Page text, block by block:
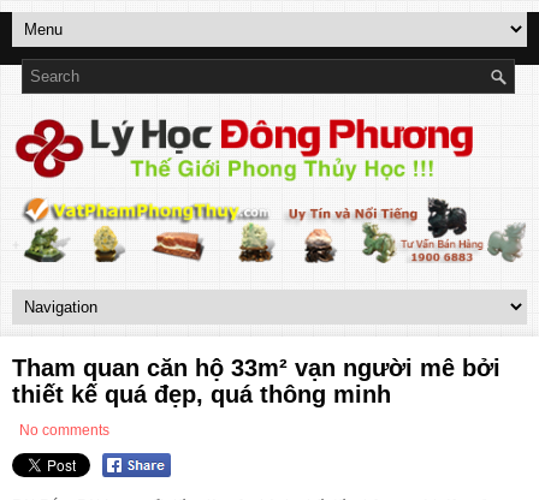
Tham quan căn hộ 33m² vạn người mê bởi
thiết kế quá đẹp, quá thông minh
No comments